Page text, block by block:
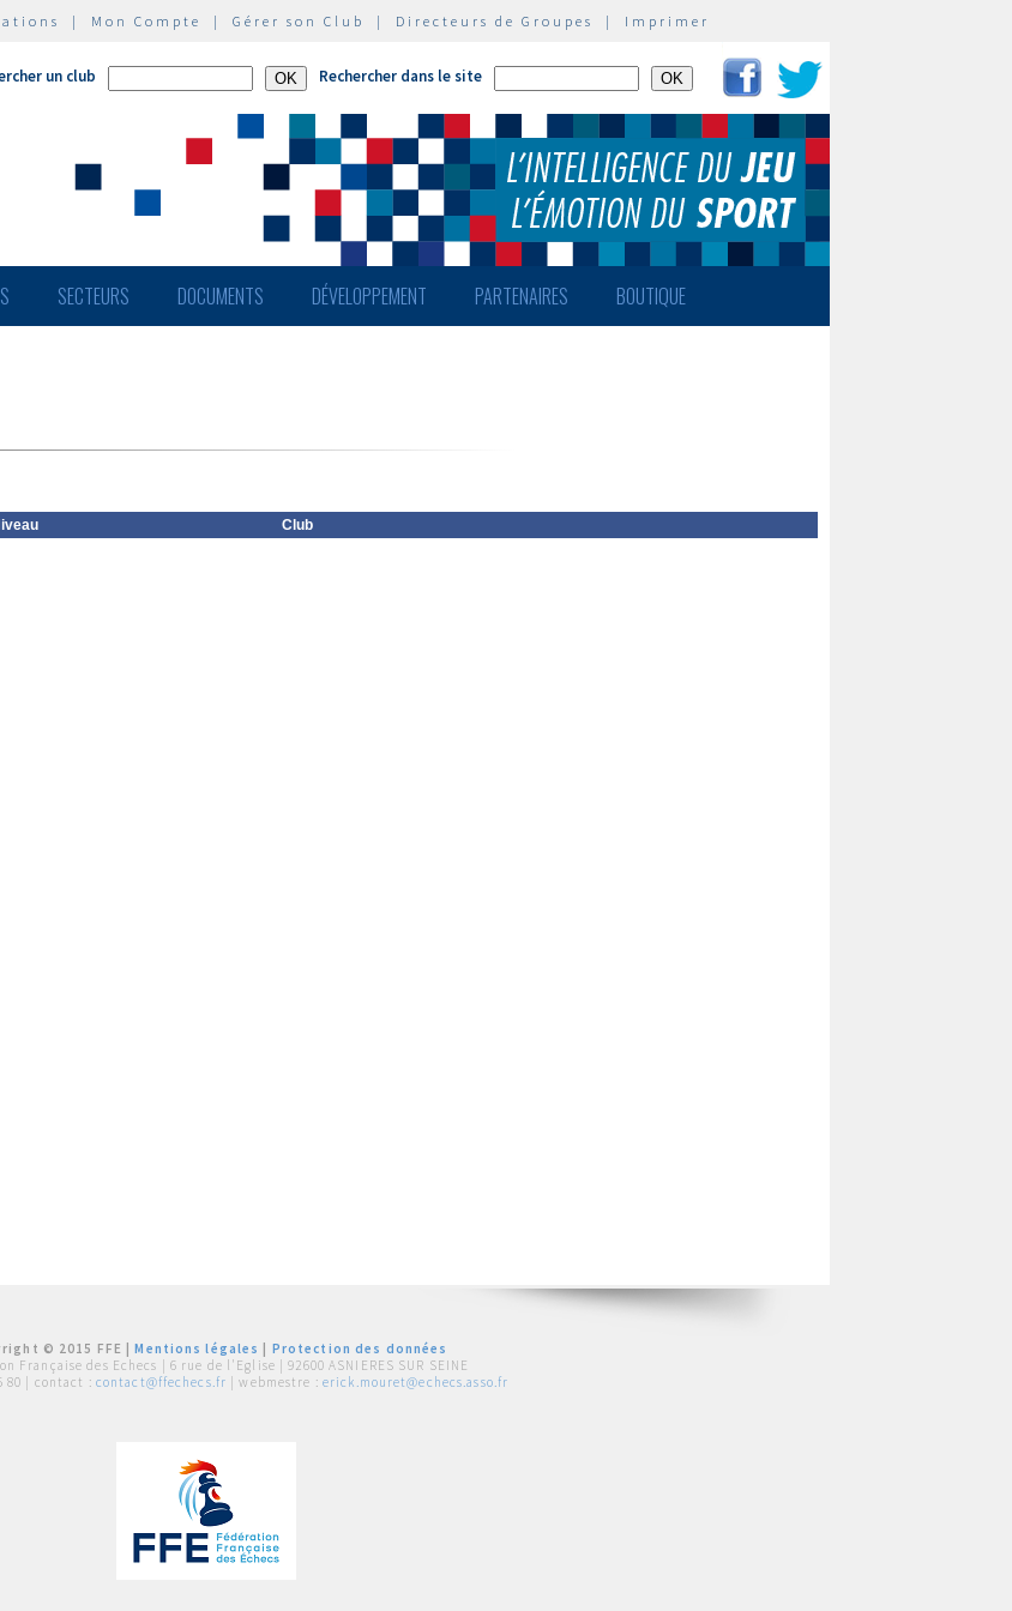
| Mon Compte | Gérer son Club | Directeurs de Groupes | Imprimer
un club Rechercher dans le site
SECTEURS DOCUMENTS DÉVELOPPEMENT PARTENAIRES BOUTIQUE
Club
© 2015 FFE |Mentions légales
Protection des données
Française des Echecs | 6 rue de l'Eglise | 92600 ASNIERES SUR SEINE
80 | contact : contact@ffechecs.fr | webmestre : erick.mouret@echecs.asso.fr